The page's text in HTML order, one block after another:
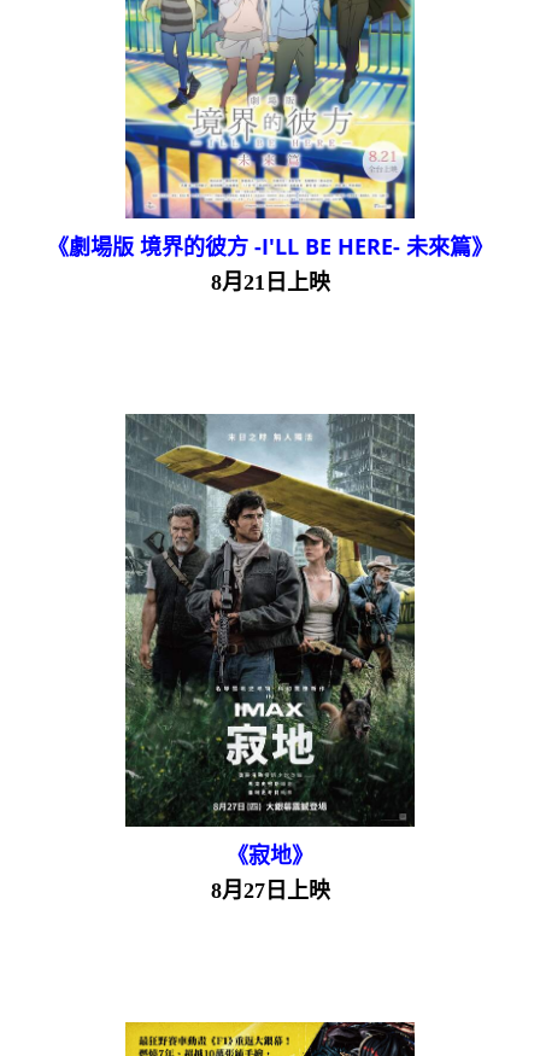
《劇場版 境界的彼方 -I'LL BE HERE- 未來篇》
8月21日上映
《寂地》
8月27日上映